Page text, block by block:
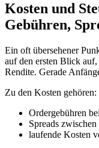
Kosten und
Gebühren,
Ein oft übersehener
auf den ersten Blick
Rendite. Gerade
Zu den Kosten gehören:
Ordergebühren
Spreads
laufende Kosten